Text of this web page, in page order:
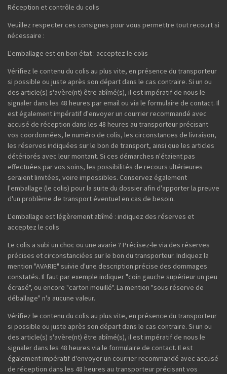
Réception et contrôle du colis
Veuillez respecter ces consignes pour vous permettre tout recourt si
nécessaire :
L'emballage est en bon état : acceptez le colis
Vérifiez le contenu du colis au plus vite, en présence du transporteur
si possible ou juste après son départ dans le cas contraire. Si un ou
des article(s) s'avère(nt) être abîmé(s), il est impératif de nous le
signaler dans les 48 heures par email ou via le formulaire de contact. Il
est également impératif d'envoyer un courrier recommandé avec
accusé de réception dans les 48 heures au transporteur précisant
vos coordonnées, le numéro de colis, les circonstances de livraison,
les réserves indiquées sur le bon de transport, ainsi que les articles
détériorés avec leur montant. Si ces démarches n'étaient pas
effectuées par vos soins, les possibilités de recours ultérieures
seraient limitées, voire impossibles. Conservez également
l'emballage (le colis) pour la suite du dossier afin d'apporter la preuve
d'un problème de transport éventuel en cas de besoin.
L'emballage est légèrement abîmé : indiquez des réserves et
acceptez le colis
Le colis a subi un choc ou une avarie ? Précisez-le via des réserves
précises et circonstanciées sur le bon du transporteur. Indiquez la
mention "AVARIE" suivie d'une description précise des dommages
constatés. Il faut par exemple indiquer "coin gauche supérieur un peu
écrasé", ou encore "carton mouillé". La mention "sous réserve de
déballage" n'a aucune valeur.
Vérifiez le contenu du colis au plus vite, en présence du transporteur
si possible ou juste après son départ dans le cas contraire. Si un ou
des article(s) s'avère(nt) être abîmé(s), il est impératif de nous le
signaler dans les 48 heures via le formulaire de contact. Il est
également impératif d'envoyer un courrier recommandé avec accusé
de réception dans les 48 heures au transporteur précisant vos